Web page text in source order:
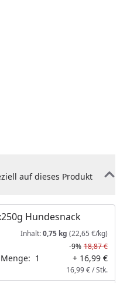
auf dieses Produkt
Hundesnack
Inhalt:0,75 kg (22,65 €/kg)
-9% 18,87 €
1 + 16,99 €
16,99 € / Stk.